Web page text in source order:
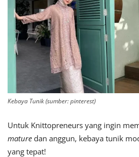
Kebaya Tunik (sumber: pinterest)
Untuk Knittopreneurs yang ingin
mature dan anggun, kebaya tunik
yang tepat!